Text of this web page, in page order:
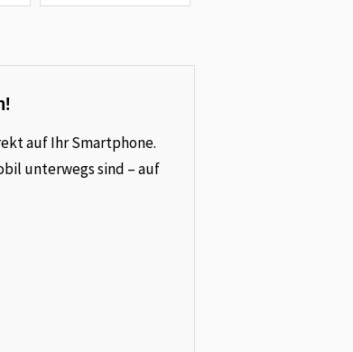
auf Ihr Smartphone.
unterwegs sind – auf